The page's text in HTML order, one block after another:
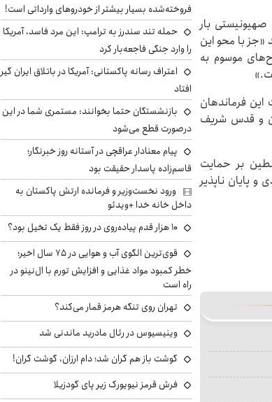
رژیم جعلی و غاصب صهیونیستی بار
«جز با محو این
موسوم به
این فرماندهان
و قدس شریف
بر حمایت
و پایان ناپذیر
فروخته‌شده بسیار بیشتر از خودروهای وارداتی است!
حمله تند سندرز به ترامپ: این مرد فاسد، آمریکا
را وارد جنگی فاجعه‌بار کرد
اعتراف رسانه پاکستانی: آمریکا در باتلاق ایران گیر
افتاد
بازنشستگان حتما بخوانند: مستمری شما در این
درصورت قطع می‌شود
پیام معنادار عراقچی در آستانه روز خبرنگار؛
قاسم‌زاده پاسدار حقیقت بود
ورود نخست‌وزیر و فرمانده ارتش پاکستان به
داخل خانه خدا +ویدئو
۱۰ هزار قدم پیاده‌روی در روز فقط یک تخیل بود؟
قوی‌ترین الگوی آب و هوایی در ۷۵ سال اخیر؛
خطر کمبود مواد غذایی و افزایش تورم با ال‌نینو در
راه است
تهران روی تنگه هرمز قمار می‌کند؟
وینیسیوس در رئال مادرید ماندنی شد
گوشت باز هم گران شد؛ دام ارزان، گوشت گران!
فرش قرمز نیویورک زیر پای گودزیلا